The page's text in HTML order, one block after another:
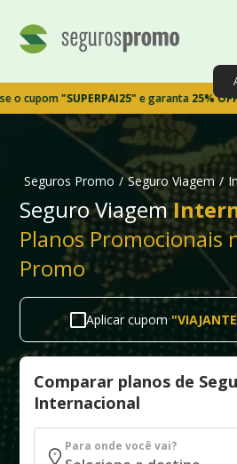
"SUPERPAI25"e garanta25% OFF!
Seguros Promo / Seguro Viagem /
Seguro Viagem
Planos Promocionais
Promo
Aplicar cupom "VIAJANTE
Comparar planos de
Internacional
Para onde você vai?